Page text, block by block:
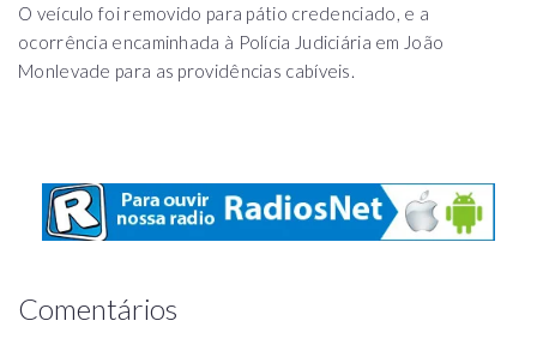
O veículo foi removido para pátio credenciado, e a
ocorrência encaminhada à Polícia Judiciária em João
Monlevade para as providências cabíveis.
Comentários